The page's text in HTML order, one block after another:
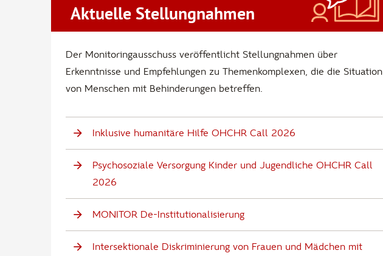
Aktuelle Stellungnahmen
Der Monitoringausschuss veröffentlicht Stellungnahmen über
Erkenntnisse und Empfehlungen zu Themenkomplexen, die die Situation
von Menschen mit Behinderungen betreffen.
Inklusive humanitäre Hilfe OHCHR Call 2026
Psychosoziale Versorgung Kinder und Jugendliche OHCHR Call
2026
MONITOR De-Institutionalisierung
Intersektionale Diskriminierung von Frauen und Mädchen mit